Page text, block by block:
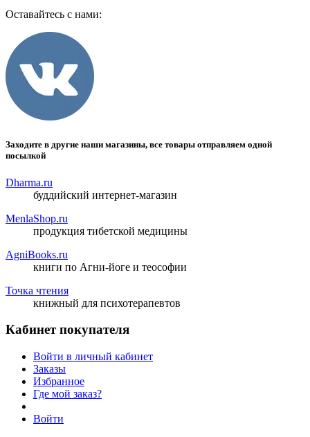
Оставайтесь с нами:
Заходите в другие наши магазины, все товары отправляем одной
посылкой
Dharma.ru
буддийский интернет-магазин
MenlaShop.ru
продукция тибетской медицины
AgniBooks.ru
книги по Агни-йоге и теософии
Точка чтения
книжный для психотерапевтов
Кабинет покупателя
Войти в личный кабинет
Заказы
Избранное
Где мой заказ?
Войти